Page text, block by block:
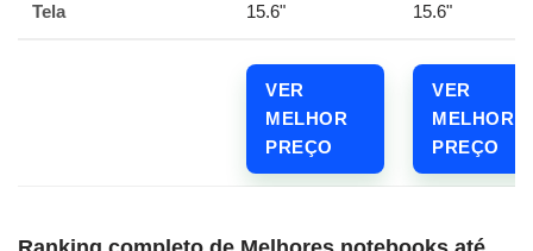
Tela 15.6" 15.6"
VER
MELHOR
PREÇO
VER
MELHOR
PREÇO